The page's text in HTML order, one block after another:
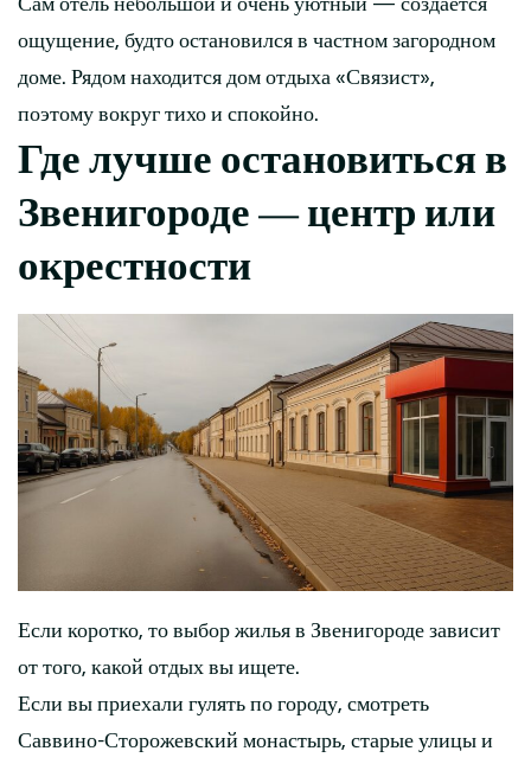
ощущение, будто остановился в частном загородном
доме. Рядом находится дом отдыха «Связист»,
поэтому вокруг тихо и спокойно.
Где лучше остановиться в
Звенигороде — центр или
окрестности
Если коротко, то выбор жилья в Звенигороде зависит
от того, какой отдых вы ищете.
Если вы приехали гулять по городу, смотреть
Саввино-Сторожевский монастырь, старые улицы и